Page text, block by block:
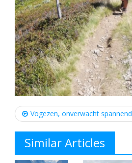
Post
navigation
Vogezen, onverwacht spannend
Similar Articles